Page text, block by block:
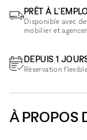
PRÊT À
Disponible avec
mobilier et
DEPUIS 1
Réservation
À PROPOS